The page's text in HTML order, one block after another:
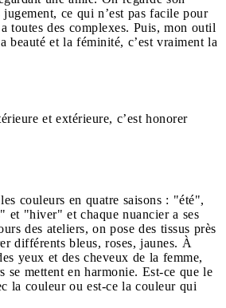
ce qui n’est pas facile pour
toutes des complexes. Puis, mon outil
beauté et la féminité, c’est vraiment la
et extérieure, c’est honorer
couleurs en quatre saisons : "été",
et "hiver" et chaque nuancier a ses
des ateliers, on pose des tissus près
différents bleus, roses, jaunes. À
yeux et des cheveux de la femme,
se mettent en harmonie. Est-ce que le
la couleur ou est-ce la couleur qui